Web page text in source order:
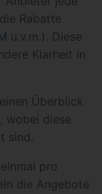
Rabatte
u.v.m.). Diese
Klarheit in
Überblick
, wobei diese
sind.
pro
die Angebote